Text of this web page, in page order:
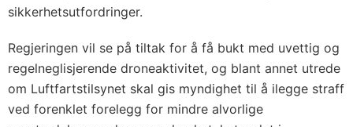
sikkerhetsutfordringer.
Regjeringen vil se på tiltak for å få bukt med uvettig og
regelneglisjerende droneaktivitet, og blant annet utrede
om Luftfartstilsynet skal gis myndighet til å ilegge straff
ved forenklet forelegg for mindre alvorlige